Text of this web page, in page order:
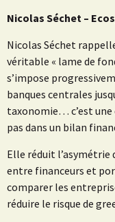
Nicolas Séchet –
Nicolas Séchet
véritable « lame de
s’impose
banques centrales
taxonomie… c’est une
pas dans un bilan
Elle réduit
entre financeurs et
comparer les
réduire le risque de